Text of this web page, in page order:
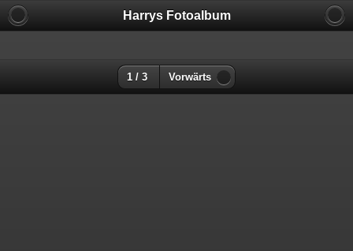
Harrys Fotoalbum
1 / 3 Vorwärts